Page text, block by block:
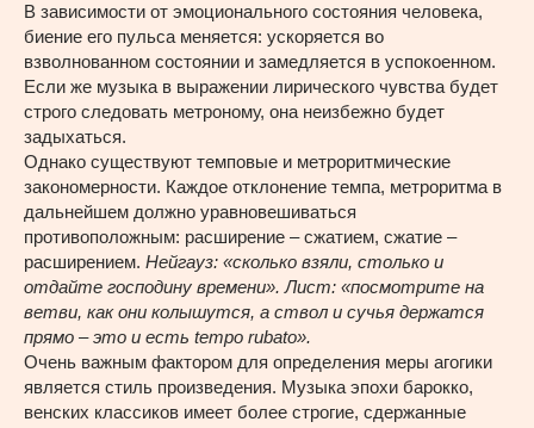
В зависимости от эмоционального состояния человека,
биение его пульса меняется: ускоряется во
взволнованном состоянии и замедляется в успокоенном.
Если же музыка в выражении лирического чувства будет
строго следовать метроному, она неизбежно будет
задыхаться.
Однако существуют темповые и метроритмические
закономерности. Каждое отклонение темпа, метроритма в
дальнейшем должно уравновешиваться
противоположным: расширение – сжатием, сжатие –
расширением. Нейгауз: «сколько взяли, столько и
отдайте господину времени». Лист: «посмотрите на
ветви, как они колышутся, а ствол и сучья держатся
прямо – это и есть tempo rubato».
Очень важным фактором для определения меры агогики
является стиль произведения. Музыка эпохи барокко,
венских классиков имеет более строгие, сдержанные